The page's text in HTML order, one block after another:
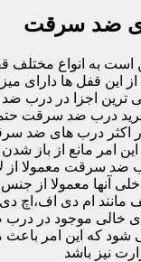
ضد سرقت
به انواع مختلف
این قفل ها دارای
ترین اجزا در درب
خرید درب ضد سرقت
در اکثر درب های ضد
امر مانع از باز
ضد سرقت معمولا از
آنها معمولا از
مانند ام دی اف،اچ
موجود در درب
شود که این امر
نیز باشد